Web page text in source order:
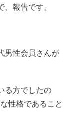
報告です。
男性会員さんが
る方でしたの
性格であること